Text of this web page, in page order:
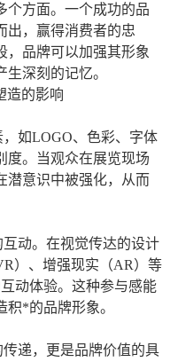
个方面。一个成功的品
出，赢得消费者的忠
，品牌可以加强其形象
深刻的记忆。
造的影响
如LOGO、色彩、字体
度。当观众在展览现场
潜意识中被强化，从而
动。在视觉传达的设计
）、增强现实（AR）等
动体验。这种参与感能
*的品牌形象。
递，更是品牌价值的具